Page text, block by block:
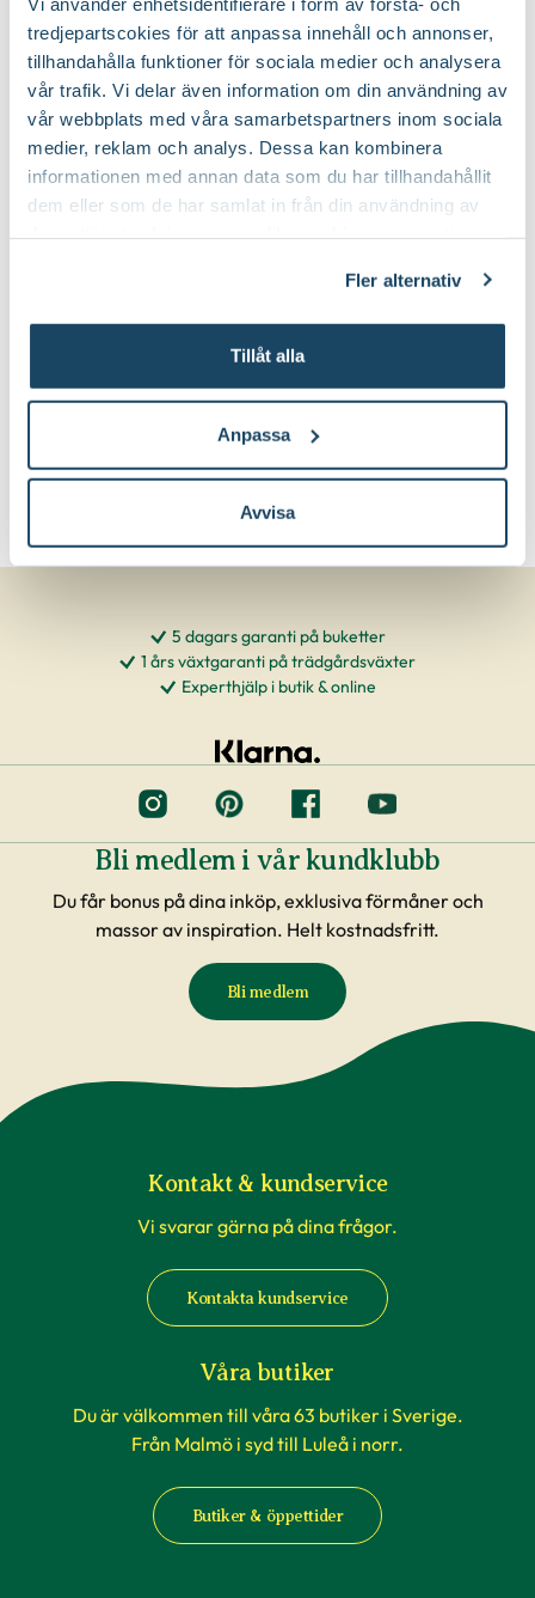
tredjepartscokies för att anpassa innehåll och annonser,
tillhandahålla funktioner för sociala medier och analysera
vår trafik. Vi delar även information om din användning av
vår webbplats med våra samarbetspartners inom sociala
medier, reklam och analys. Dessa kan kombinera
informationen med annan data som du har tillhandahållit
dem eller som de har samlat in från din användning av
Fler alternativ
Tillåt alla
Anpassa
Avvisa
Köp till för ett lyckat resultat
Felco
Välj butik
Slut i lager
till Sekatör Felco 4 produktsida
Jord/Planteringsjord
89
Välj butik
Online
till Hasselfors P-
5 dagars garanti på buketter
1 års växtgaranti på trädgårdsväxter
Experthjälp i butik & online
Bli medlem i vår kundklubb
Du får bonus på dina inköp, exklusiva förmåner och
massor av inspiration. Helt kostnadsfritt.
Bli medlem
Kontakt & kundservice
Vi svarar gärna på dina frågor.
Kontakta kundservice
Våra butiker
Du är välkommen till våra 63 butiker i Sverige.
Från Malmö i syd till Luleå i norr.
Butiker & öppettider